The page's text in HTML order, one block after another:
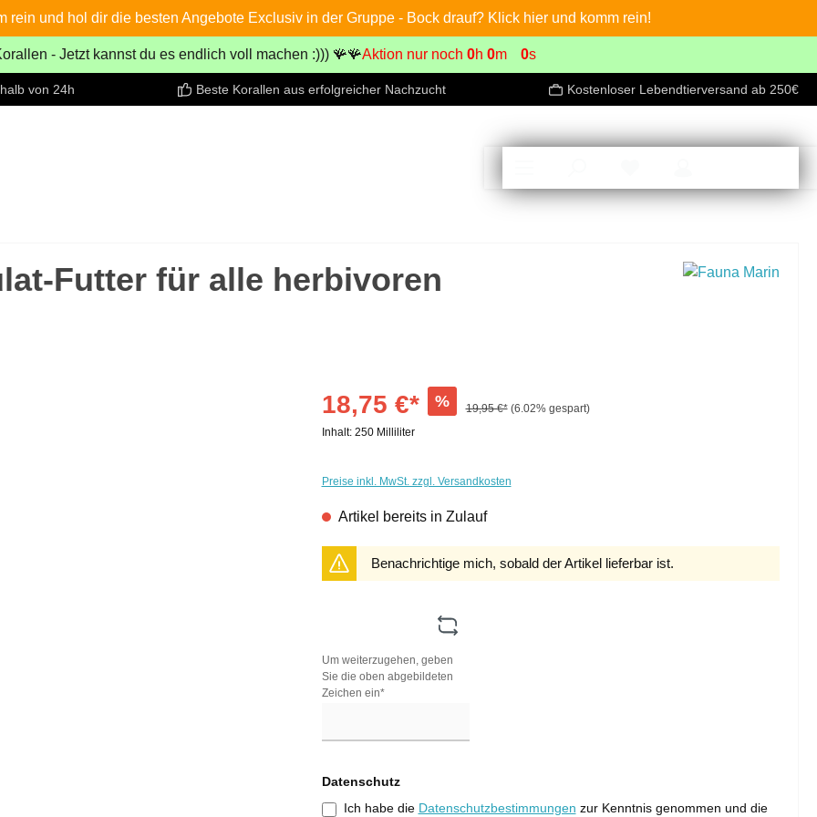
rein und hol dir die besten Angebote Exclusiv in der Gruppe - Bock drauf? Klick hier und komm rein!
- Jetzt kannst du es endlich voll machen :))) 🪸🪸Aktion nur noch 0h 0m 0s
von 24h Beste Korallen aus erfolgreicher Nachzucht Kostenloser Lebendtierversand ab 250€
Futter für alle herbivoren
18,75 €* % 19,95 €* (6.02% gespart)
Inhalt: 250 Milliliter
Preise inkl. MwSt. zzgl. Versandkosten
Artikel bereits in Zulauf
Benachrichtige mich, sobald der Artikel lieferbar ist.
Um weiterzugehen, geben
Sie die oben abgebildeten
Zeichen ein*
Datenschutz
Ich habe die Datenschutzbestimmungen zur Kenntnis genommen und die